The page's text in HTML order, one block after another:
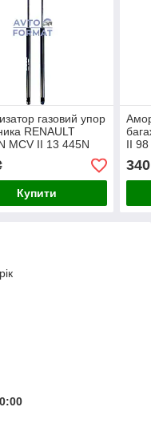
газовий упор
RENAULT
MCV II 13 445N
Купити
II
340